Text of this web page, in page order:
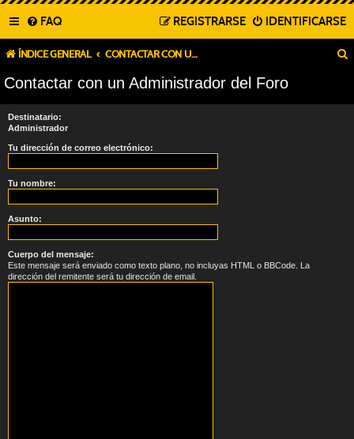
FAQ IDENTIFICARSE
REGISTRARSE
ÍNDICE GENERAL CONTACTAR CON UN ADMINISTRADOR DEL FORO
Contactar con un Administrador del Foro
Destinatario:
Administrador
Tu dirección de correo electrónico:
Tu nombre:
Asunto:
Cuerpo del mensaje:
Este mensaje será enviado como texto plano, no incluyas HTML o BBCode. La
dirección del remitente será tu dirección de email.